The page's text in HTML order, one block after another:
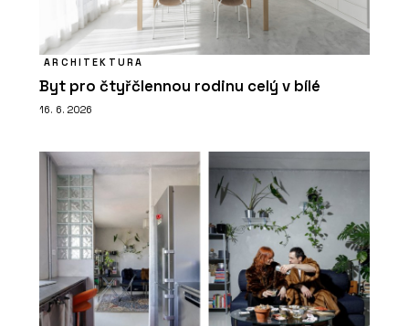
ARCHITEKTURA
Byt pro čtyřčlennou rodinu celý v bílé
16. 6. 2026